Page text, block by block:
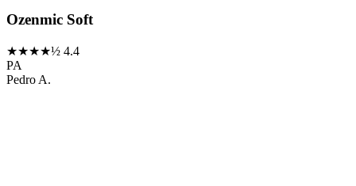
Ozenmic Soft
★★★★½ 4.4
PA
Pedro A.